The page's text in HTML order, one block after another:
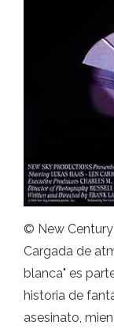
© New
Cargada de
blanca" es
historia de
asesinato,